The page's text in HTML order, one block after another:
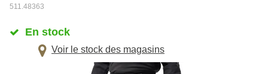
511.48363
En stock
Voir le stock des magasins